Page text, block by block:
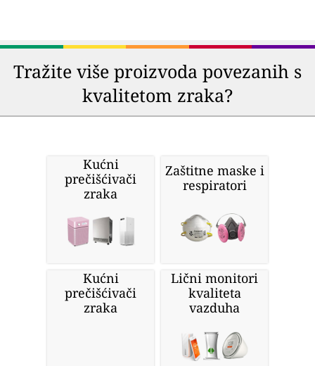
Tražite više proizvoda povezanih s
kvalitetom zraka?
Kućni
prečišćivači
zraka
Zaštitne maske i
respiratori
Kućni
prečišćivači
zraka
Lični monitori
kvaliteta
vazduha